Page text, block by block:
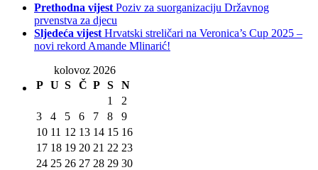
Prethodna vijest Poziv za suorganizaciju Državnog
prvenstva za djecu
Sljedeća vijest Hrvatski streličari na Veronica’s Cup 2025 –
novi rekord Amande Mlinarić!
kolovoz 2026
P U S Č P S
N
1
2
3
4 5 6 7 8
9
10 11 12 13 14 15 16
17 18 19 20 21 22 23
24 25 26 27 28 29 30